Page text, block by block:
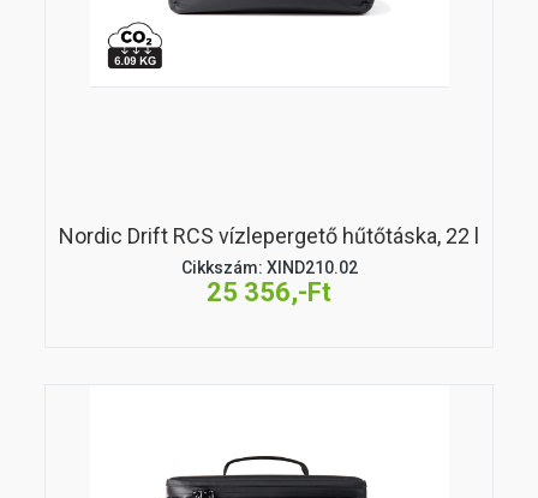
Nordic Drift RCS vízlepergető hűtőtáska, 22 l
Cikkszám: XIND210.02
25 356,-Ft